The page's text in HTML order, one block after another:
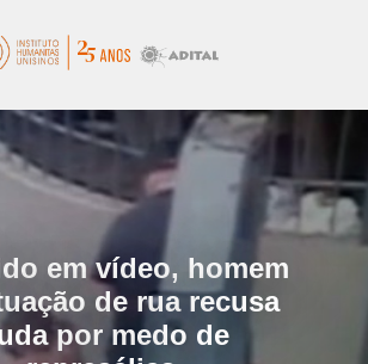
em vídeo, homem
de rua recusa
por medo de